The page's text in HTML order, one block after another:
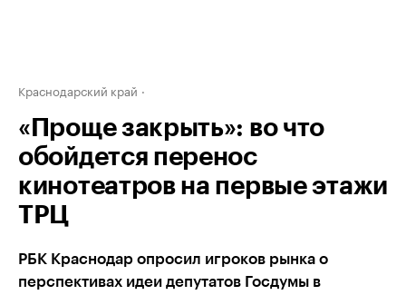
Краснодарский край
«Проще закрыть»: во что
обойдется перенос
кинотеатров на первые этажи
ТРЦ
РБК Краснодар опросил игроков рынка о
перспективах идеи депутатов Госдумы в